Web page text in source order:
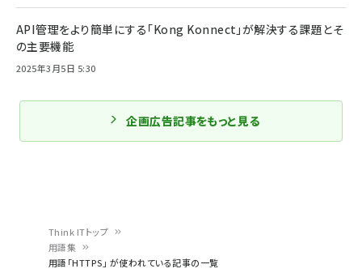
Think ITトップ
用語集
用語「HTTPS」 が使われている記事の一覧
API管理をより簡単にする「Kong Konnect」が解決する課題とそ
の主要機能
2025年3月5日 5:30
企画広告記事をもっと見る